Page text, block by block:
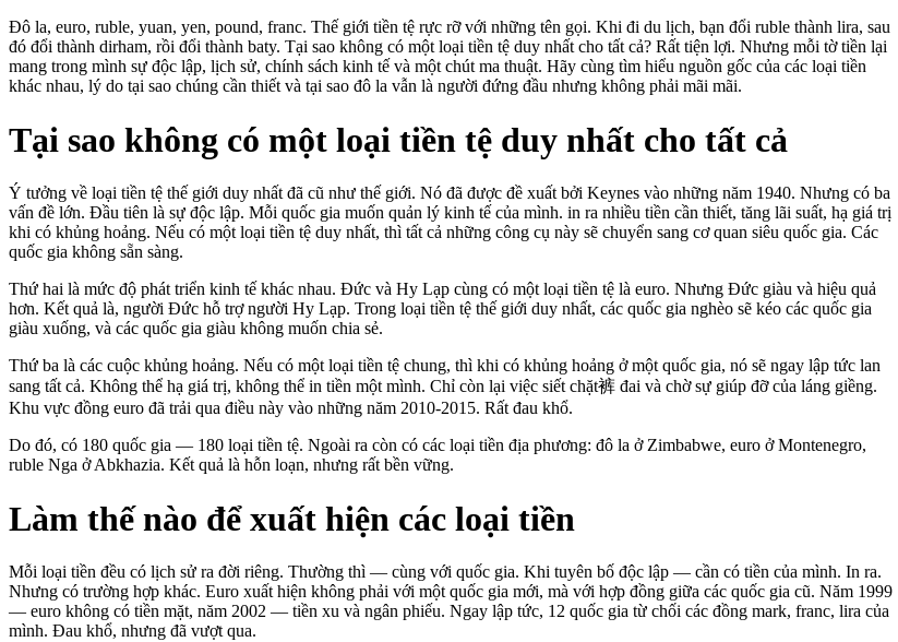
Đô la, euro, ruble, yuan, yen, pound, franc. Thế giới tiền tệ rực rỡ với những tên gọi. Khi đi du lịch, bạn đổi ruble thành lira, sau
đó đổi thành dirham, rồi đổi thành baty. Tại sao không có một loại tiền tệ duy nhất cho tất cả? Rất tiện lợi. Nhưng mỗi tờ tiền lại
mang trong mình sự độc lập, lịch sử, chính sách kinh tế và một chút ma thuật. Hãy cùng tìm hiểu nguồn gốc của các loại tiền
khác nhau, lý do tại sao chúng cần thiết và tại sao đô la vẫn là người đứng đầu nhưng không phải mãi mãi.
Tại sao không có một loại tiền tệ duy nhất cho tất cả
Ý tưởng về loại tiền tệ thế giới duy nhất đã cũ như thế giới. Nó đã được đề xuất bởi Keynes vào những năm 1940. Nhưng có ba
vấn đề lớn. Đầu tiên là sự độc lập. Mỗi quốc gia muốn quản lý kinh tế của mình. in ra nhiều tiền cần thiết, tăng lãi suất, hạ giá trị
khi có khủng hoảng. Nếu có một loại tiền tệ duy nhất, thì tất cả những công cụ này sẽ chuyển sang cơ quan siêu quốc gia. Các
quốc gia không sẵn sàng.
Thứ hai là mức độ phát triển kinh tế khác nhau. Đức và Hy Lạp cùng có một loại tiền tệ là euro. Nhưng Đức giàu và hiệu quả
hơn. Kết quả là, người Đức hỗ trợ người Hy Lạp. Trong loại tiền tệ thế giới duy nhất, các quốc gia nghèo sẽ kéo các quốc gia
giàu xuống, và các quốc gia giàu không muốn chia sẻ.
Thứ ba là các cuộc khủng hoảng. Nếu có một loại tiền tệ chung, thì khi có khủng hoảng ở một quốc gia, nó sẽ ngay lập tức lan
sang tất cả. Không thể hạ giá trị, không thể in tiền một mình. Chỉ còn lại việc siết chặt裤 đai và chờ sự giúp đỡ của láng giềng.
Khu vực đồng euro đã trải qua điều này vào những năm 2010-2015. Rất đau khổ.
Do đó, có 180 quốc gia — 180 loại tiền tệ. Ngoài ra còn có các loại tiền địa phương: đô la ở Zimbabwe, euro ở Montenegro,
ruble Nga ở Abkhazia. Kết quả là hỗn loạn, nhưng rất bền vững.
Làm thế nào để xuất hiện các loại tiền
Mỗi loại tiền đều có lịch sử ra đời riêng. Thường thì — cùng với quốc gia. Khi tuyên bố độc lập — cần có tiền của mình. In ra.
Nhưng có trường hợp khác. Euro xuất hiện không phải với một quốc gia mới, mà với hợp đồng giữa các quốc gia cũ. Năm 1999
— euro không có tiền mặt, năm 2002 — tiền xu và ngân phiếu. Ngay lập tức, 12 quốc gia từ chối các đồng mark, franc, lira của
mình. Đau khổ, nhưng đã vượt qua.